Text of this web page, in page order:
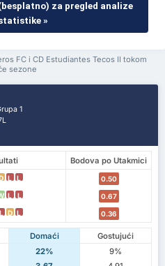
za pregled analize
»
FC i CD Estudiantes Tecos II tokom
sezone
1
Bodova po Utakmici
L L 0.50
L L 0.67
L D L 0.36
Domaći
Gostujući
22%
9%